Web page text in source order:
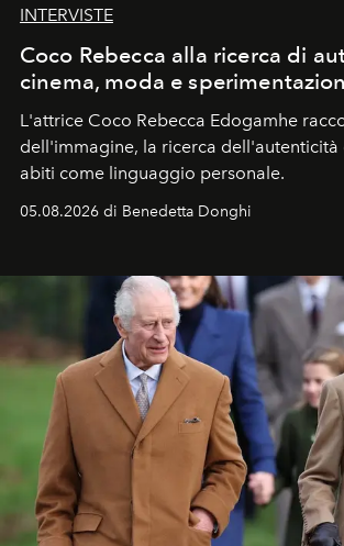
INTERVISTE
Coco Rebecca alla ricerca di
cinema, moda e
L'attrice Coco Rebecca Edogamhe
dell'immagine, la ricerca
abiti come linguaggio personale.
05.08.2026 di Benedetta Donghi